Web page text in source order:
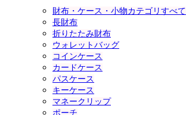
財布・ケース・小物カテゴリすべて
長財布
折りたたみ財布
ウォレットバッグ
コインケース
カードケース
パスケース
キーケース
マネークリップ
ポーチ